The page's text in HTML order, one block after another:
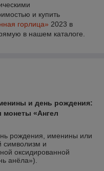
и купить
горлица» 2023 в
в нашем каталоге.
и день рождения:
«Ангел
рождения, именины или
символизм и
оксидированной
анёла»).